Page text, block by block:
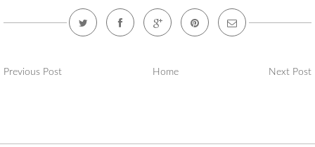
Previous Post Home Next Post